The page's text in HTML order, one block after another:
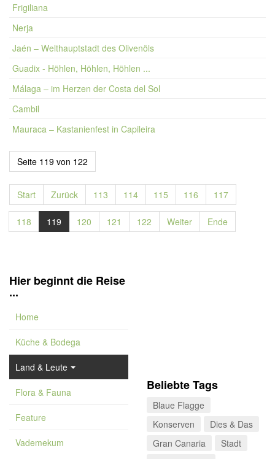
Frigiliana
Nerja
Jaén – Welthauptstadt des Olivenöls
Guadix - Höhlen, Höhlen, Höhlen ...
Málaga – im Herzen der Costa del Sol
Cambil
Mauraca – Kastanienfest in Capileira
Seite 119 von 122
Start Zurück 113 114 115 116 117
118 119 120 121 122 Weiter Ende
Hier beginnt die Reise
...
Home
Küche & Bodega
Land & Leute
Flora & Fauna
Feature
Vademekum
Beliebte Tags
Blaue Flagge
Konserven
Dies & Das
Gran Canaria
Stadt